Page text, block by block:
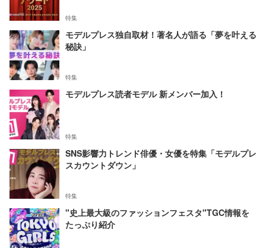
特集
モデルプレス独自取材！著名人が語る「夢を叶える
秘訣」
特集
モデルプレス読者モデル 新メンバー加入！
特集
SNS影響力トレンド俳優・女優を特集「モデルプレ
スカウントダウン」
特集
"史上最大級のファッションフェスタ"TGC情報を
たっぷり紹介